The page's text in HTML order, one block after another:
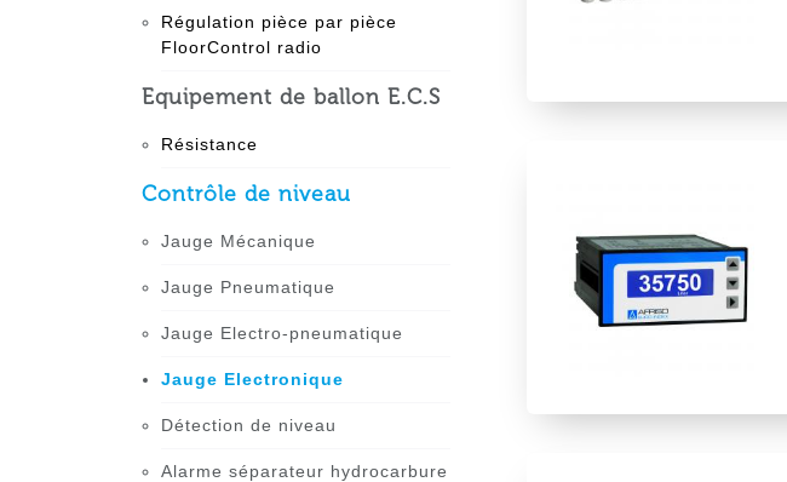
Régulation pièce par pièce
FloorControl radio
Equipement de ballon E.C.S
Résistance
Contrôle de niveau
Jauge Mécanique
Jauge Pneumatique
Jauge Electro-pneumatique
Jauge Electronique
Détection de niveau
Alarme séparateur hydrocarbure